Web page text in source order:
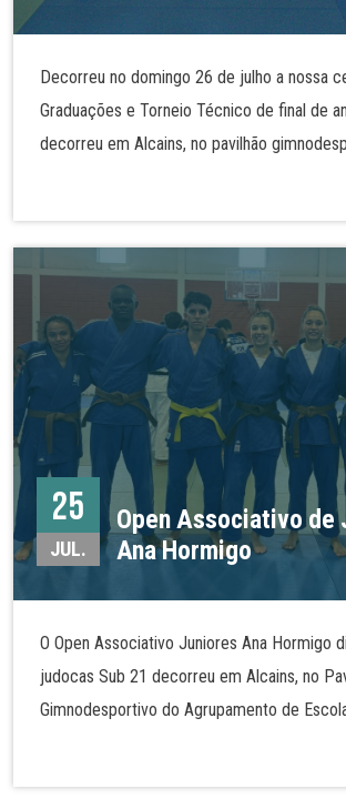
Decorreu no domingo 26 de julho a nossa
Graduações e Torneio Técnico de final de
decorreu em Alcains, no pavilhão
Agrupamento de Escola José Sanches e
graduação e demonstraram as técnicas de
solo como em pé. Mais fotos na nossa
25
JUL.
Open Associativo de
Ana Hormigo
O Open Associativo Juniores Ana Hormigo
judocas Sub 21 decorreu em Alcains, no
Gimnodesportivo do Agrupamento de
e São Vicente da beira. Em representação